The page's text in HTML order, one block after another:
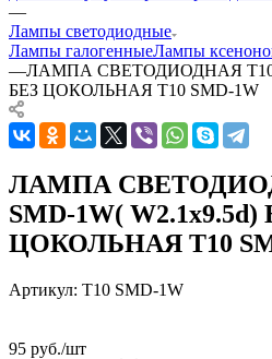
—
Лампы светодиодные
Лампы галогенныеЛампы
—ЛАМПА СВЕТОДИОДНАЯ T10
БЕЗ ЦОКОЛЬНАЯ T10 SMD-1W
ЛАМПА
SMD-1W( W2.1x9.5d)
ЦОКОЛЬНАЯ T10
Артикул: T10 SMD-1W
95 руб./шт